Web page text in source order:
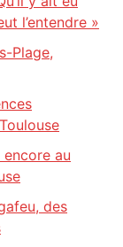
l’entendre »
Plage,
au
des